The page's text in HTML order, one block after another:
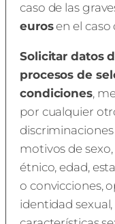
caso de las
eurosen el caso
Solicitar datos
procesos de
condiciones,
por cualquier
motivos de
étnico, edad,
o convicciones,
identidad